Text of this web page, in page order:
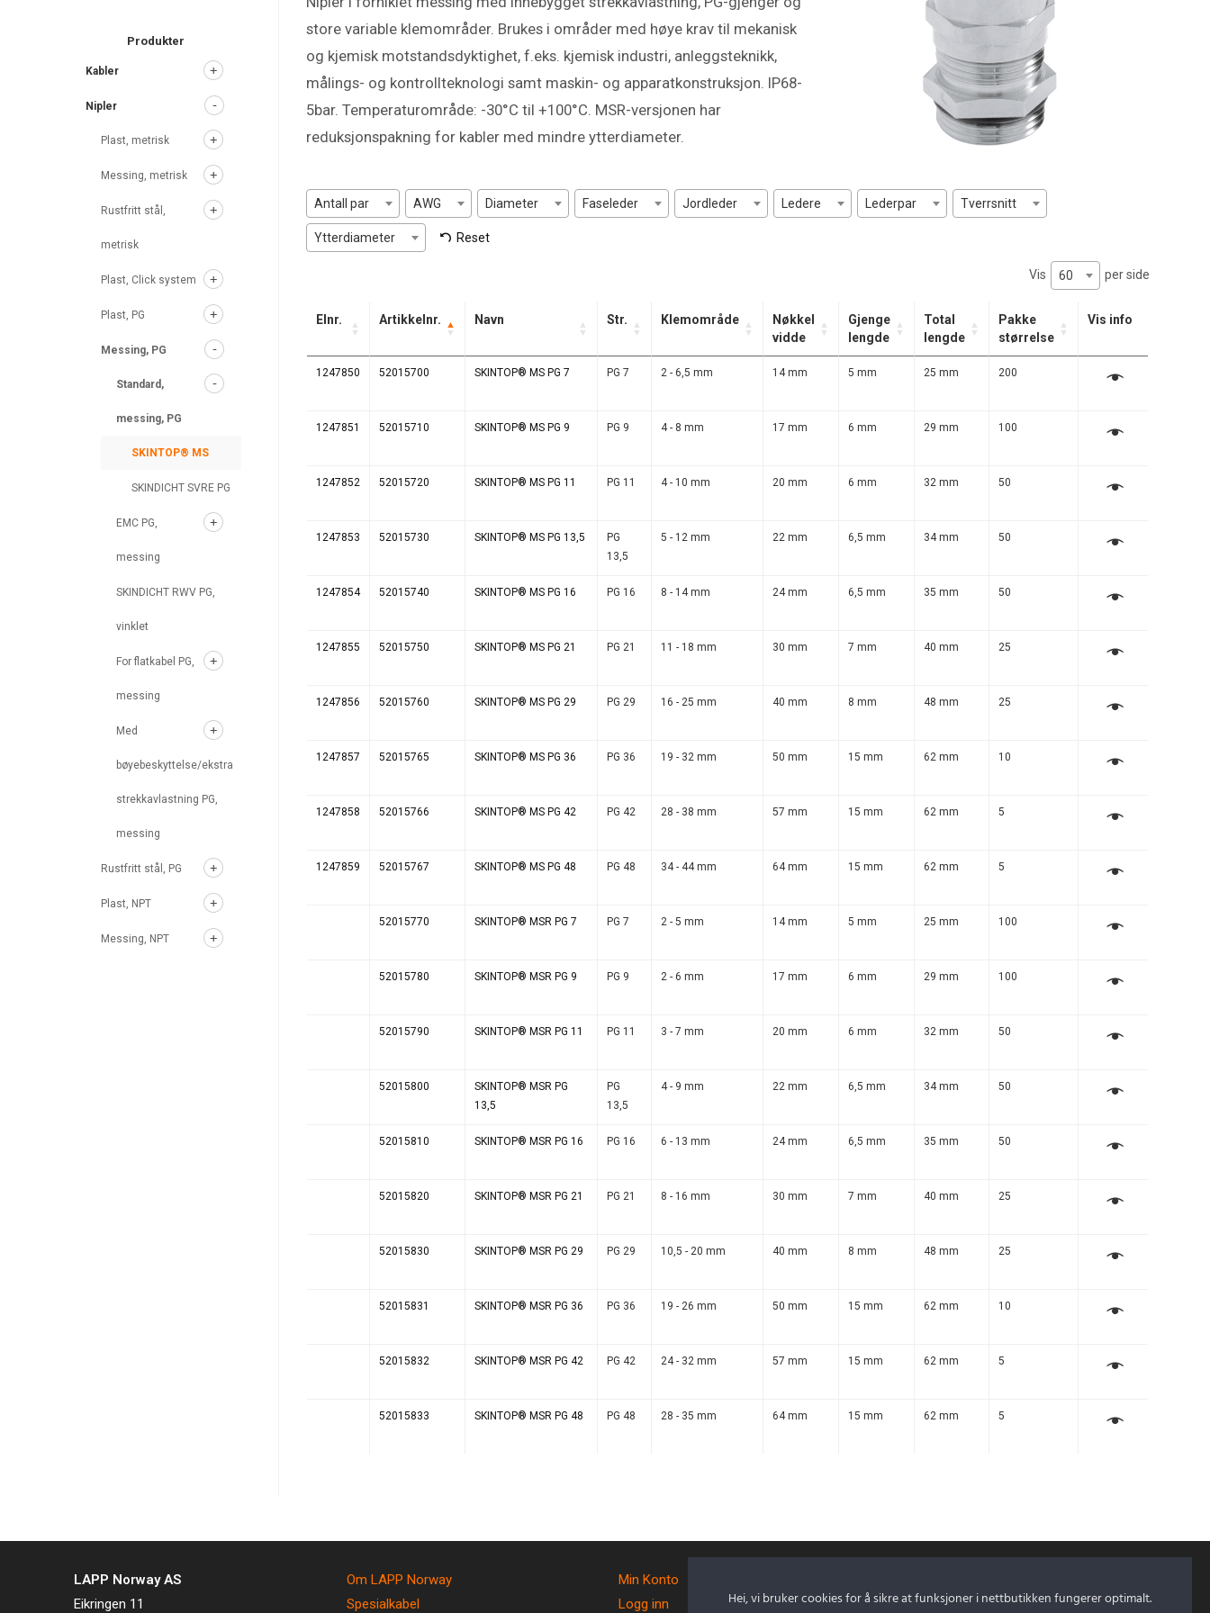
Produkter
Kabler
Nipler
Plast, metrisk
Messing, metrisk
Rustfritt stål,
metrisk
Plast, Click system
Plast, PG
Messing, PG
Standard,
messing, PG
SKINTOP® MS
SKINDICHT SVRE PG
EMC PG,
messing
SKINDICHT RWV PG,
vinklet
For flatkabel PG,
messing
Med
bøyebeskyttelse/ekstra
strekkavlastning PG,
messing
Rustfritt stål, PG
Plast, NPT
Messing, NPT
store variable klemområder. Brukes i områder med høye krav til mekanisk
og kjemisk motstandsdyktighet, f.eks. kjemisk industri, anleggsteknikk,
målings- og kontrollteknologi samt maskin- og apparatkonstruksjon. IP68-
5bar. Temperaturområde: -30°C til +100°C. MSR-versjonen har
reduksjonspakning for kabler med mindre ytterdiameter.
Antall par AWG Diameter Faseleder Jordleder Ledere Lederpar Tverrsnitt
Ytterdiameter Reset
Vis 60 per side
Elnr. Artikkelnr. Navn Str. Klemområde
Nøkkel
vidde
Gjenge
lengde
Total
lengde
Pakke
størrelse
Vis info
1247850 52015700 SKINTOP® MS PG 7 PG 7 2 - 6,5 mm 14 mm 5 mm 25 mm 200
1247851 52015710 SKINTOP® MS PG 9 PG 9 4 - 8 mm 17 mm 6 mm 29 mm 100
1247852 52015720 SKINTOP® MS PG 11 PG 11 4 - 10 mm 20 mm 6 mm 32 mm 50
1247853 52015730 SKINTOP® MS PG 13,5
PG
13,5
5 - 12 mm 22 mm 6,5 mm 34 mm 50
1247854 52015740 SKINTOP® MS PG 16 PG 16 8 - 14 mm 24 mm 6,5 mm 35 mm 50
1247855 52015750 SKINTOP® MS PG 21 PG 21 11 - 18 mm 30 mm 7 mm 40 mm 25
1247856 52015760 SKINTOP® MS PG 29 PG 29 16 - 25 mm 40 mm 8 mm 48 mm 25
1247857 52015765 SKINTOP® MS PG 36 PG 36 19 - 32 mm 50 mm 15 mm 62 mm 10
1247858 52015766 SKINTOP® MS PG 42 PG 42 28 - 38 mm 57 mm 15 mm 62 mm 5
1247859 52015767 SKINTOP® MS PG 48 PG 48 34 - 44 mm 64 mm 15 mm 62 mm 5
52015770 SKINTOP® MSR PG 7 PG 7 2 - 5 mm 14 mm 5 mm 25 mm 100
52015780 SKINTOP® MSR PG 9 PG 9 2 - 6 mm 17 mm 6 mm 29 mm 100
52015790 SKINTOP® MSR PG 11 PG 11 3 - 7 mm 20 mm 6 mm 32 mm 50
52015800
SKINTOP® MSR PG
13,5
PG
13,5
4 - 9 mm 22 mm 6,5 mm 34 mm 50
52015810 SKINTOP® MSR PG 16 PG 16 6 - 13 mm 24 mm 6,5 mm 35 mm 50
52015820 SKINTOP® MSR PG 21 PG 21 8 - 16 mm 30 mm 7 mm 40 mm 25
52015830 SKINTOP® MSR PG 29 PG 29 10,5 - 20 mm 40 mm 8 mm 48 mm 25
52015831 SKINTOP® MSR PG 36 PG 36 19 - 26 mm 50 mm 15 mm 62 mm 10
52015832 SKINTOP® MSR PG 42 PG 42 24 - 32 mm 57 mm 15 mm 62 mm 5
52015833 SKINTOP® MSR PG 48 PG 48 28 - 35 mm 64 mm 15 mm 62 mm 5
LAPP Norway AS
Eikringen 11
Om LAPP Norway
Spesialkabel
Min Konto
Logg inn
Hei, vi bruker cookies for å sikre at funksjoner i nettbutikken fungerer optimalt.